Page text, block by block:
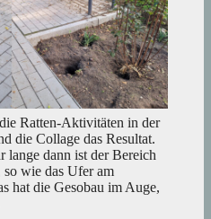
Ratten-Aktivitäten in der
die Collage das Resultat.
lange dann ist der Bereich
wie das Ufer am
hat die Gesobau im Auge,